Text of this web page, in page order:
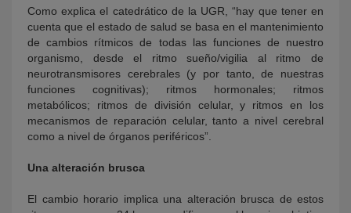
Como explica el catedrático de la UGR, “hay que tener en
cuenta que el estado de salud se basa en el mantenimiento
de cambios rítmicos de todas las funciones de nuestro
organismo, desde el ritmo sueño/vigilia al ritmo de
neurotransmisores cerebrales (y por tanto, de nuestras
funciones cognitivas); ritmos hormonales; ritmos
metabólicos; ritmos de división celular, y ritmos en los
mecanismos de reparación celular, tanto a nivel cerebral
como a nivel de órganos periféricos”.
Una alteración brusca
El cambio horario implica una alteración brusca de estos